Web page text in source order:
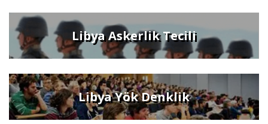
Libya Askerlik Tecili
Libya Yök Denklik